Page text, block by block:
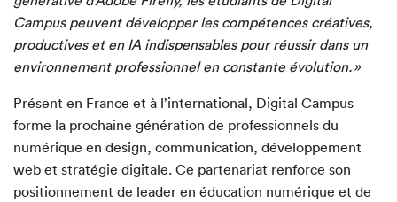
Campus peuvent développer les compétences créatives,
productives et en IA indispensables pour réussir dans un
environnement professionnel en constante évolution. »
Présent en France et à l’international, Digital Campus
forme la prochaine génération de professionnels du
numérique en design, communication, développement
web et stratégie digitale. Ce partenariat renforce son
positionnement de leader en éducation numérique et de